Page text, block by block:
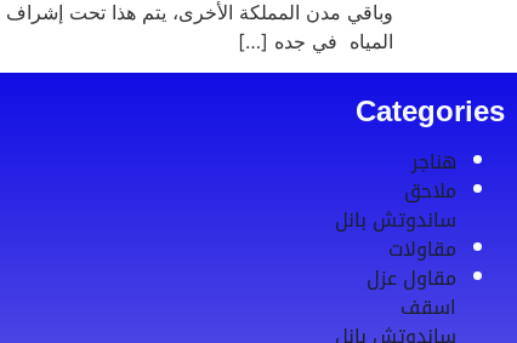
وباقي مدن المملكة الأخرى، يتم هذا تحت
المياه في جده […]
Categories
هناجر
ملاحق
ساندوتش بانل
مقاولات
مقاول عزل
اسقف